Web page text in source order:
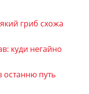
гриб схожа
куди негайно
останню путь